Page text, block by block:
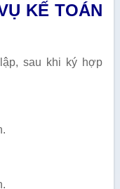
KẾ TOÁN
sau khi ký hợp